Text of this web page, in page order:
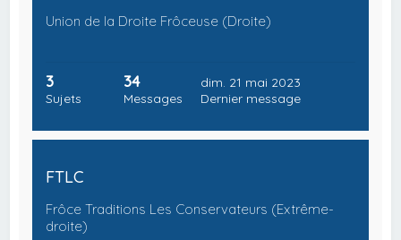
Union de la Droite Frôceuse (Droite)
3
Sujets
34
Messages
dim. 21 mai 2023
Dernier message
FTLC
Frôce Traditions Les Conservateurs (Extrême-
droite)